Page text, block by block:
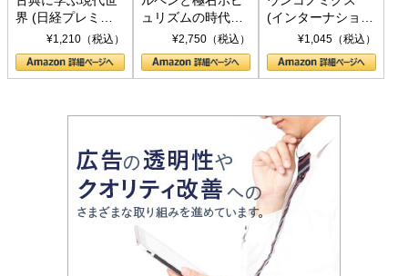
界 (日経プレミア
シリーズ)¥1,210（税込）
ュリズムの時代：
〈ヤヌス〉の二つ
の顔
¥2,750（税込）
(インターナショナ
ル新書)¥1,045（税込）